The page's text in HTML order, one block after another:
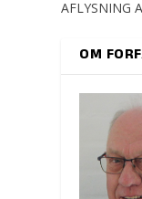
AFLYSNING
OM